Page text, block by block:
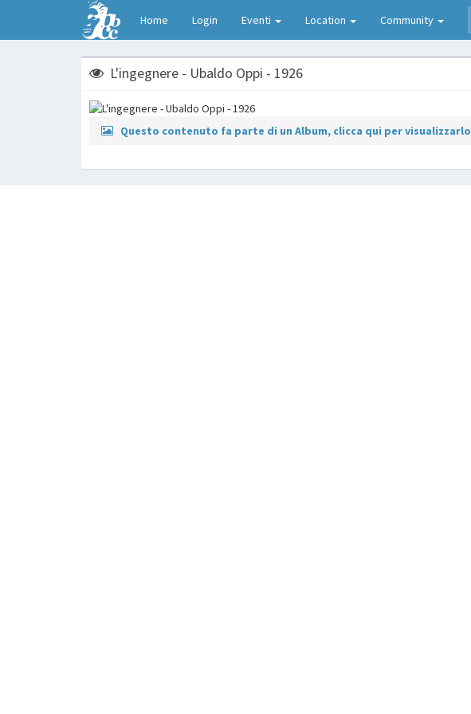
Home Login Eventi Location Community
L'ingegnere - Ubaldo Oppi - 1926
Questo contenuto fa parte di un Album, clicca qui per visualizzarlo